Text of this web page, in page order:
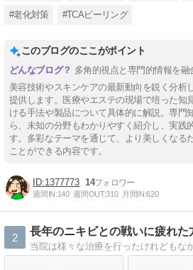
#老化対策 #TCAピーリング
このブログのここがポイント
多角的視点と専門的情報を融
美容技術やスキンケアの最新動向を鋭く分析
提供します。医療やエステの現場で培った知
ける手法や製品について具体的に解説。専門
ら、未知の分野もわかりやすく紹介し、実践
す。多彩なテーマを通じて、より美しくなる
ことができる内容です。
1377773 14
週間IN:140 週間OUT:310 月間IN:620
2
長年のニキビとの戦いに疲れた